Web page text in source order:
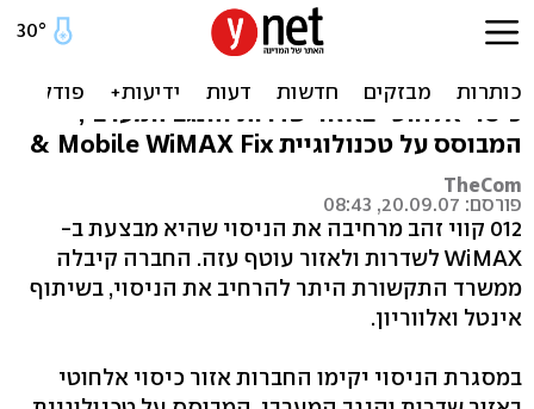
ניסוי ב-WiMAX - גם בשדרות
במסגרת הניסוי יקימו 012, אלווריון ואינטל אזור
כיסוי אלחוטי באזור שדרות והנגב המערבי,
המבוסס על טכנולוגיית Mobile WiMAX Fix &
TheCom
פורסם: 20.09.07, 08:43
012 קווי זהב מרחיבה את הניסוי שהיא מבצעת ב-
WiMAX לשדרות ולאזור עוטף עזה. החברה קיבלה
ממשרד התקשורת היתר להרחיב את הניסוי, בשיתוף
אינטל ואלווריון.
במסגרת הניסוי יקימו החברות אזור כיסוי אלחוטי